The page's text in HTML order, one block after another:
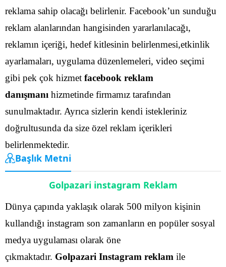
reklama sahip olacağı belirlenir. Facebook’un sunduğu
reklam alanlarından hangisinden yararlanılacağı,
reklamın içeriği, hedef kitlesinin belirlenmesi,etkinlik
ayarlamaları, uygulama düzenlemeleri, video seçimi
gibi pek çok hizmet facebook reklam
danışmanı hizmetinde firmamız tarafından
sunulmaktadır. Ayrıca sizlerin kendi istekleriniz
doğrultusunda da size özel reklam içerikleri
belirlenmektedir.
Başlık Metni
Golpazari instagram Reklam
Dünya çapında yaklaşık olarak 500 milyon kişinin
kullandığı instagram son zamanların en popüler sosyal
medya uygulaması olarak öne
çıkmaktadır. Golpazari Instagram reklam ile